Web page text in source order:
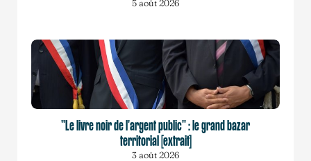
5 août 2026
"Le livre noir de l'argent public" : le grand bazar
territorial [extrait]
3 août 2026